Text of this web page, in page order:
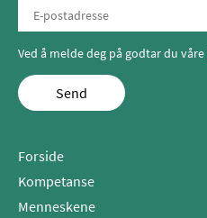
Ved å melde deg på godtar du våre
Send
Forside
Kompetanse
Menneskene